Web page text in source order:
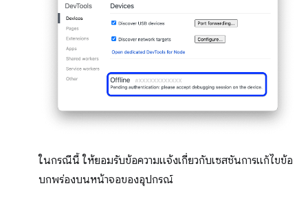
ในกรณีนี้ ให้ยอมรับข้อความแจ้งเกี่ยวกับเซสชันการแก้ไขข้อ
บกพร่องบนหน้าจอของอุปกรณ์